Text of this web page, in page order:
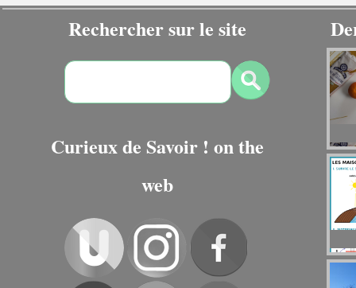
Rechercher sur le site
Curieux de Savoir ! on the
web